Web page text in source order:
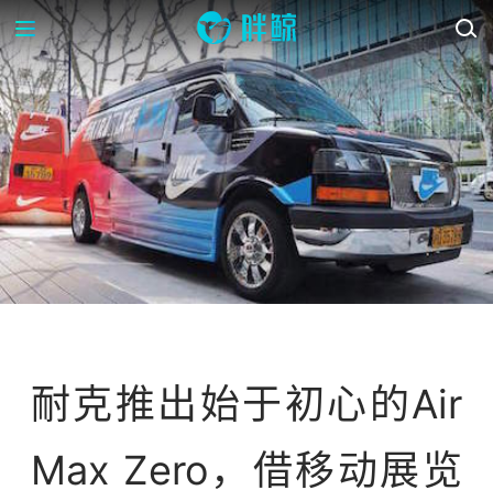
耐克推出始于初心的Air
Max Zero，借移动展览